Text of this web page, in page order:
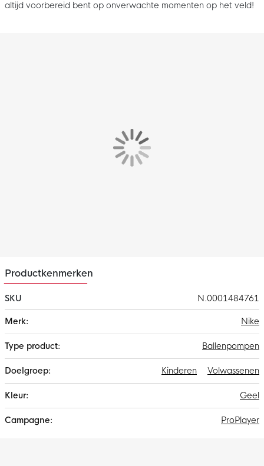
altijd voorbereid bent op onverwachte momenten op het veld!
Productkenmerken
SKU
N.0001484761
informatie
Nike
Ballenpompen
Volwassenen
Kinderen
Geel
ProPlayer